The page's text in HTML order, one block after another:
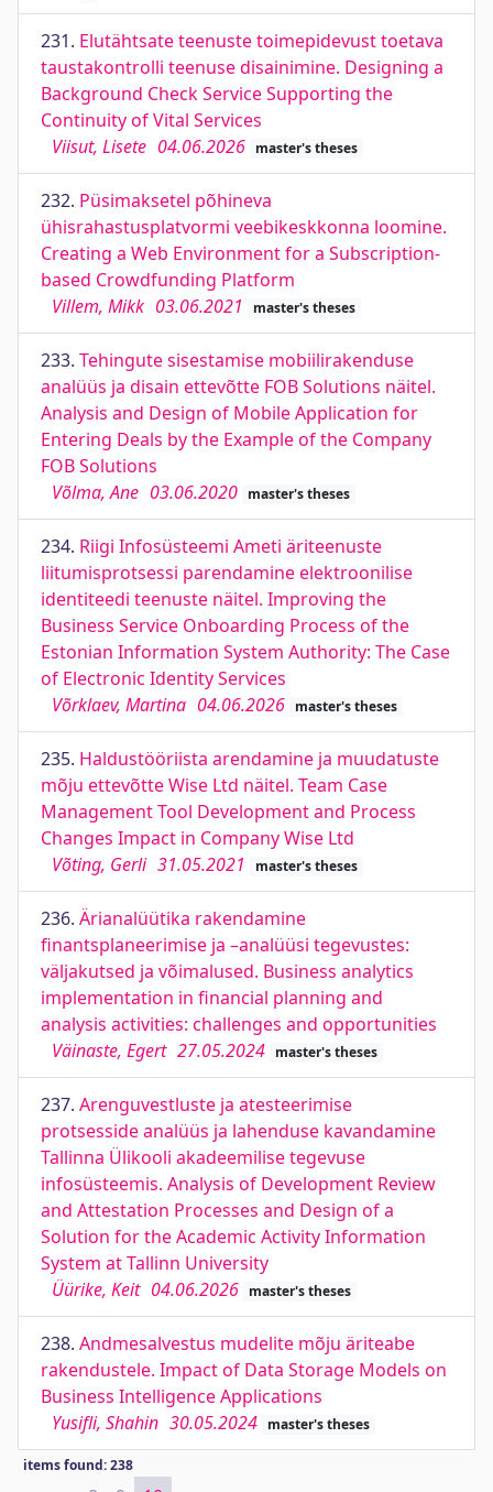
231. Elutähtsate teenuste toimepidevust toetava
taustakontrolli teenuse disainimine. Designing a
Background Check Service Supporting the
Continuity of Vital Services
Viisut, Lisete 04.06.2026 master's theses
232. Püsimaksetel põhineva
ühisrahastusplatvormi veebikeskkonna loomine.
Creating a Web Environment for a Subscription-
based Crowdfunding Platform
Villem, Mikk 03.06.2021 master's theses
233. Tehingute sisestamise mobiilirakenduse
analüüs ja disain ettevõtte FOB Solutions näitel.
Analysis and Design of Mobile Application for
Entering Deals by the Example of the Company
FOB Solutions
Võlma, Ane 03.06.2020 master's theses
234. Riigi Infosüsteemi Ameti äriteenuste
liitumisprotsessi parendamine elektroonilise
identiteedi teenuste näitel. Improving the
Business Service Onboarding Process of the
Estonian Information System Authority: The Case
of Electronic Identity Services
Võrklaev, Martina 04.06.2026 master's theses
235. Haldustööriista arendamine ja muudatuste
mõju ettevõtte Wise Ltd näitel. Team Case
Management Tool Development and Process
Changes Impact in Company Wise Ltd
Võting, Gerli 31.05.2021 master's theses
236. Ärianalüütika rakendamine
finantsplaneerimise ja –analüüsi tegevustes:
väljakutsed ja võimalused. Business analytics
implementation in financial planning and
analysis activities: challenges and opportunities
Väinaste, Egert 27.05.2024 master's theses
237. Arenguvestluste ja atesteerimise
protsesside analüüs ja lahenduse kavandamine
Tallinna Ülikooli akadeemilise tegevuse
infosüsteemis. Analysis of Development Review
and Attestation Processes and Design of a
Solution for the Academic Activity Information
System at Tallinn University
Üürike, Keit 04.06.2026 master's theses
238. Andmesalvestus mudelite mõju äriteabe
rakendustele. Impact of Data Storage Models on
Business Intelligence Applications
Yusifli, Shahin 30.05.2024 master's theses
items found: 238